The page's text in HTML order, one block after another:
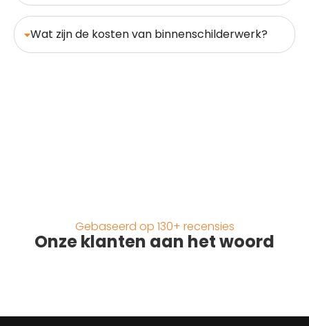
Wat zijn de kosten van binnenschilderwerk?
Gebaseerd op 130+ recensies
Onze klanten aan het woord